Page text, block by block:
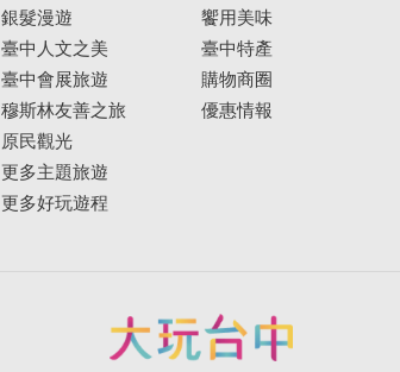
銀髮漫遊
臺中人文之美
臺中會展旅遊
穆斯林友善之旅
原民觀光
更多主題旅遊
更多好玩遊程
饗用美味
臺中特產
購物商圈
優惠情報